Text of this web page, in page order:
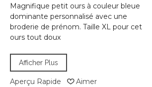
Magnifique petit ours à couleur bleue
dominante personnalisé avec une
broderie de prénom. Taille XL pour cet
ours tout doux
Afficher Plus
Aperçu Rapide Aimer